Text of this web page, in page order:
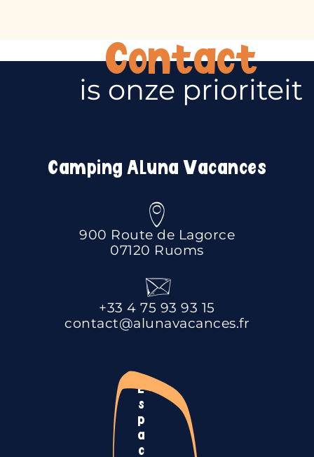
Contact
is onze prioriteit
Camping Aluna Vacances
900 Route de Lagorce
07120 Ruoms
+33 4 75 93 93 15
contact@alunavacances.fr
E
s
p
a
c